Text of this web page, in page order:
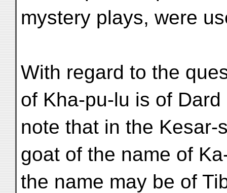
mystery plays, were
With regard to the
of Kha-pu-lu is of
note that in the
goat of the name of
the name may be of